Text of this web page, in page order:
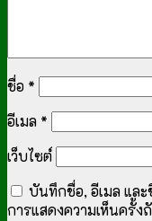
ชื่อ *
อีเมล *
เว็บไซต์
บันทึกชื่อ, อีเมล และ
การแสดงความเห็นครั้ง